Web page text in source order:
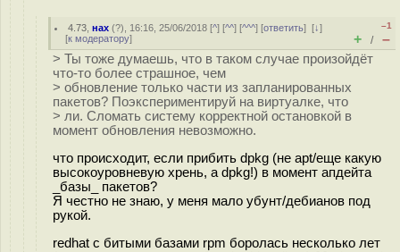
4.73 ,нах (?), 16:16, 25/06/2018 [^] [^^] [^^^] [ответить][↓]
[к модератору]
–1
+ / –
> Ты тоже думаешь, что в таком случае произойдёт
что-то более страшное, чем
> обновление только части из запланированных
пакетов? Поэкспериментируй на виртуалке, что
> ли. Сломать систему корректной остановкой в
момент обновления невозможно.
что происходит, если прибить dpkg (не apt/еще какую
высокоуровневую хрень, а dpkg!) в момент апдейта
_базы_ пакетов?
Я честно не знаю, у меня мало убунт/дебианов под
рукой.
redhat с битыми базами rpm боролась несколько лет